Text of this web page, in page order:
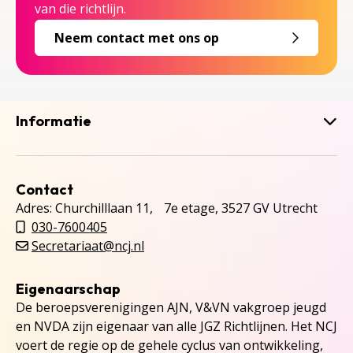
van die richtlijn.
Neem contact met ons op
Informatie
Contact
Adres: Churchilllaan 11, 7e etage, 3527 GV Utrecht
030-7600405
Secretariaat@ncj.nl
Eigenaarschap
De beroepsverenigingen AJN, V&VN vakgroep jeugd
en NVDA zijn eigenaar van alle JGZ Richtlijnen. Het NCJ
voert de regie op de gehele cyclus van ontwikkeling,